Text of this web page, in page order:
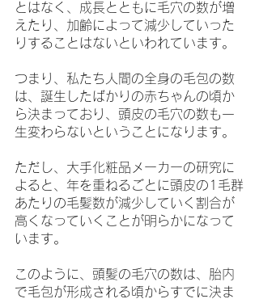
とはなく、成長とともに毛穴の数が増
えたり、加齢によって減少していった
りすることはないといわれています。
つまり、私たち人間の全身の毛包の数
は、誕生したばかりの赤ちゃんの頃か
ら決まっており、頭皮の毛穴の数も一
生変わらないということになります。
ただし、大手化粧品メーカーの研究に
よると、年を重ねるごとに頭皮の1毛群
あたりの毛髪数が減少していく割合が
高くなっていくことが明らかになって
います。
このように、頭髪の毛穴の数は、胎内
で毛包が形成される頃からすでに決ま